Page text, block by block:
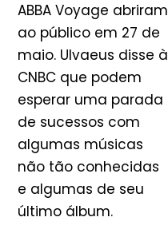
ABBA Voyage abriram
ao público em 27 de
maio. Ulvaeus disse à
CNBC que podem
esperar uma parada
de sucessos com
algumas músicas
não tão conhecidas
e algumas de seu
último álbum.